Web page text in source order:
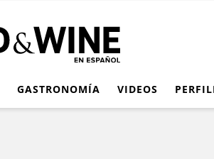
GASTRONOMÍA VIDEOS